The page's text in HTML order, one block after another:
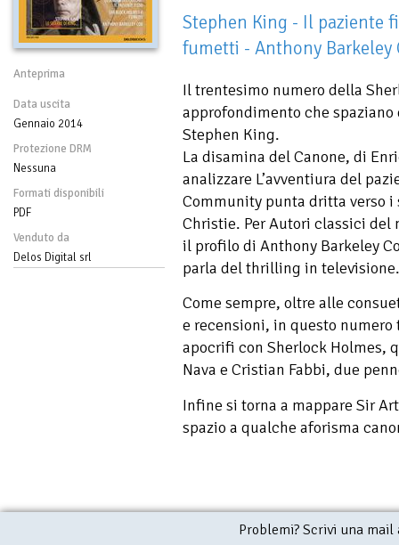
Anteprima
Data uscita
Gennaio 2014
Protezione DRM
Nessuna
Formati disponibili
PDF
Venduto da
Delos Digital srl
Stephen King - Il paziente
fumetti - Anthony Barkeley
Il trentesimo numero della
approfondimento che
Stephen King.
La disamina del Canone, di
analizzare L’avventiura del
Community punta dritta verso
Christie. Per Autori classici del
il profilo di Anthony Barkeley
parla del thrilling in televisione.
Come sempre, oltre alle
e recensioni, in questo
apocrifi con Sherlock Holmes,
Nava e Cristian Fabbi, due
Infine si torna a mappare Sir
spazio a qualche aforisma
Problemi? Scrivi una